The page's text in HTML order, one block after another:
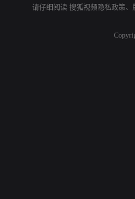
请仔细阅读 搜狐视频隐私政策、